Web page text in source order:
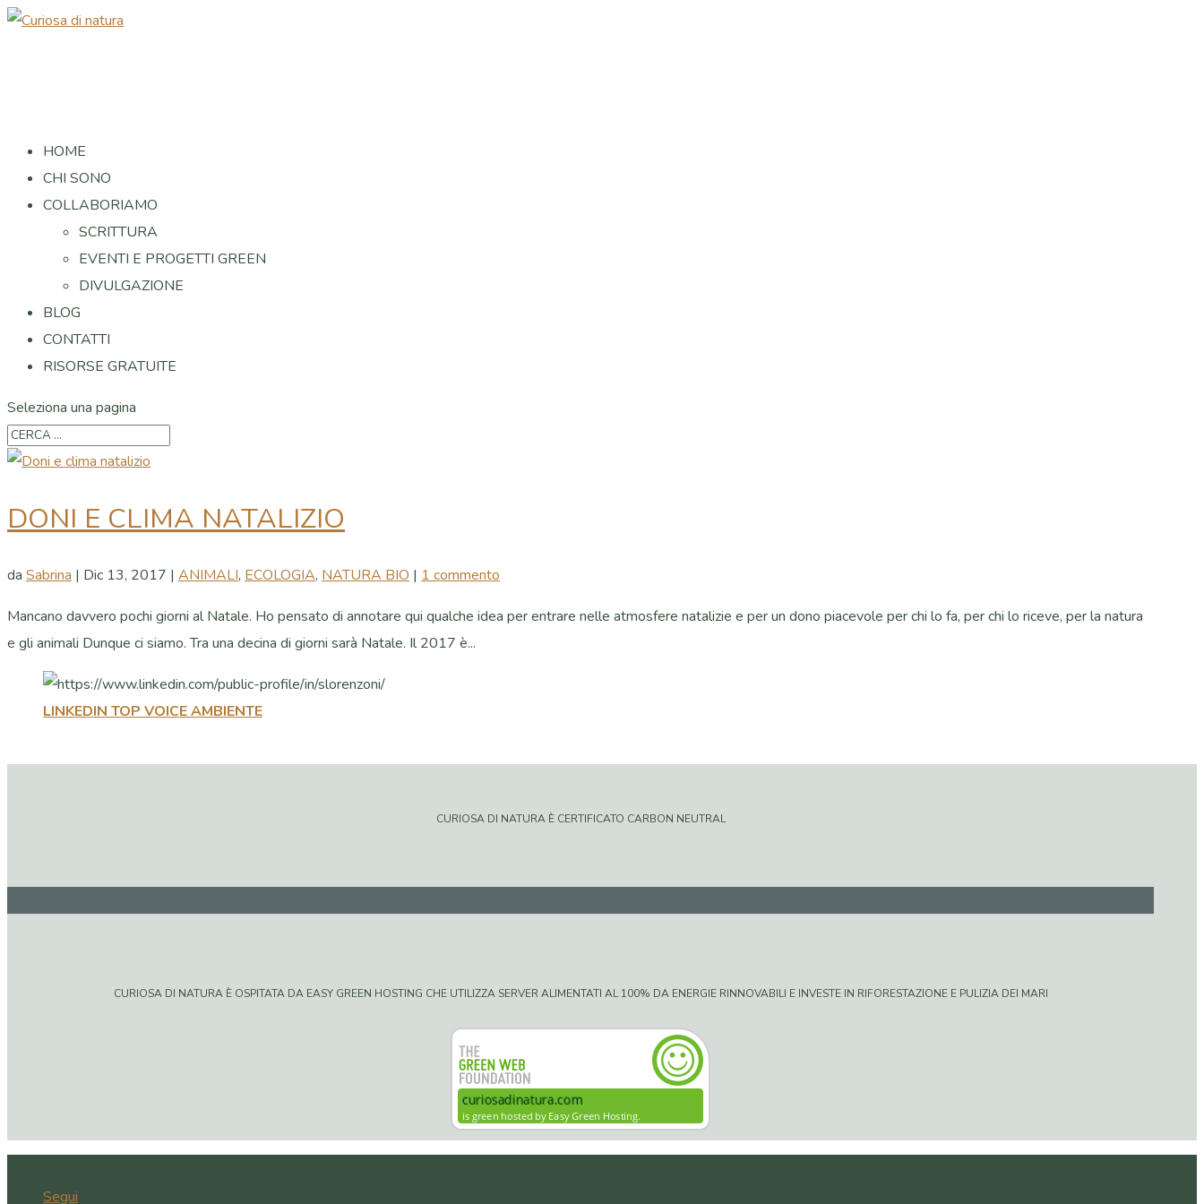
HOME
CHI SONO
COLLABORIAMO
SCRITTURA
EVENTI E PROGETTI GREEN
DIVULGAZIONE
BLOG
CONTATTI
RISORSE GRATUITE
Seleziona una pagina
DONI E CLIMA NATALIZIO
da Sabrina | Dic 13, 2017 | ANIMALI, ECOLOGIA, NATURA BIO | 1 commento
Mancano davvero pochi giorni al Natale. Ho pensato di annotare qui qualche idea per entrare nelle atmosfere natalizie e per un dono piacevole per chi lo fa, per chi lo riceve, per la natura
e gli animali Dunque ci siamo. Tra una decina di giorni sarà Natale. Il 2017 è...
LINKEDIN TOP VOICE AMBIENTE
CURIOSA DI NATURA È CERTIFICATO CARBON NEUTRAL
CURIOSA DI NATURA È OSPITATA DA EASY GREEN HOSTING CHE UTILIZZA SERVER ALIMENTATI AL 100% DA ENERGIE RINNOVABILI E INVESTE IN RIFORESTAZIONE E PULIZIA DEI MARI
Segui